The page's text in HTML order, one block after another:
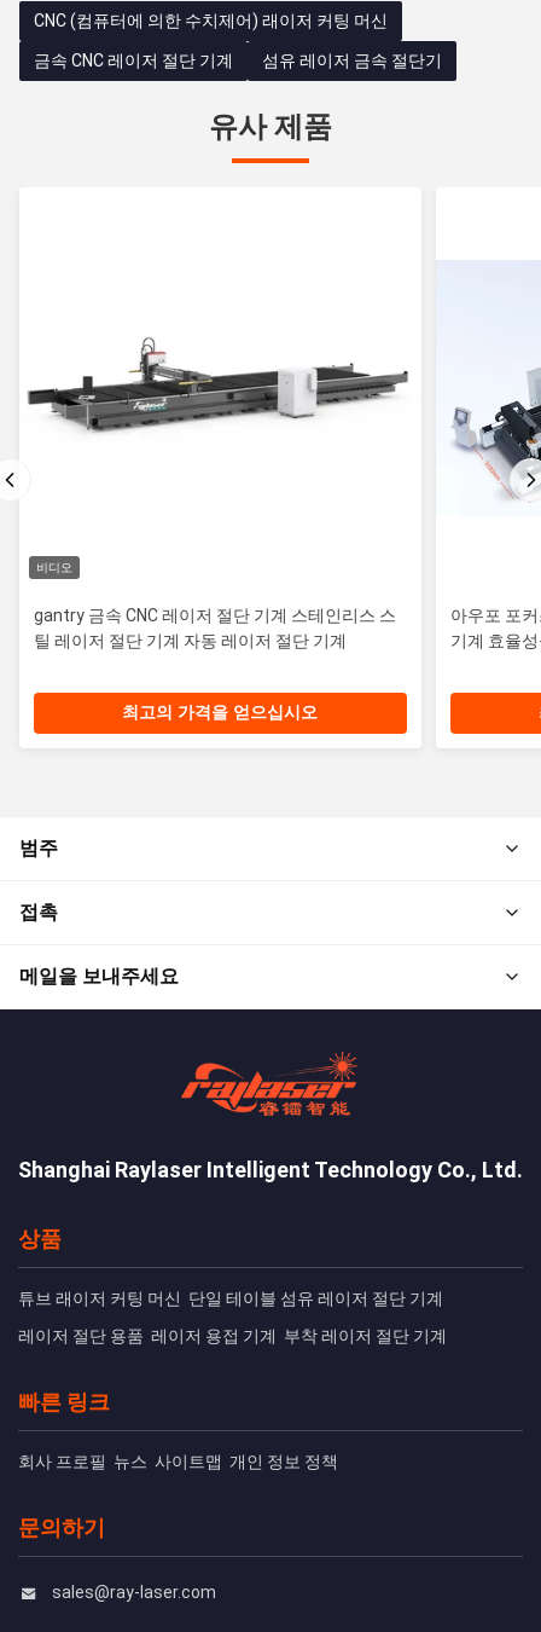
CNC (컴퓨터에 의한 수치제어) 래이저 커팅 머신
금속 CNC 레이저 절단 기계 섬유 레이저 금속 절단기
유사 제품
비디오
gantry 금속 CNC 레이저 절단 기계 스테인리스 스
틸 레이저 절단 기계 자동 레이저 절단 기계
최고의 가격을 얻으십시오
아우포 포
기계 효율
범주
접촉
메일을 보내주세요
Shanghai Raylaser Intelligent Technology Co., Ltd.
상품
튜브 래이저 커팅 머신 단일 테이블 섬유 레이저 절단 기계
레이저 절단 용품 레이저 용접 기계 부착 레이저 절단 기계
빠른 링크
회사 프로필 뉴스 사이트맵 개인 정보 정책
문의하기
sales@ray-laser.com